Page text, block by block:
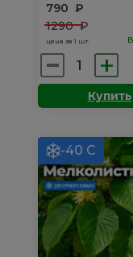
790 ₽
1290₽
цена за 1 шт.
Количество
товара
Абрикос:Купить
-40 С